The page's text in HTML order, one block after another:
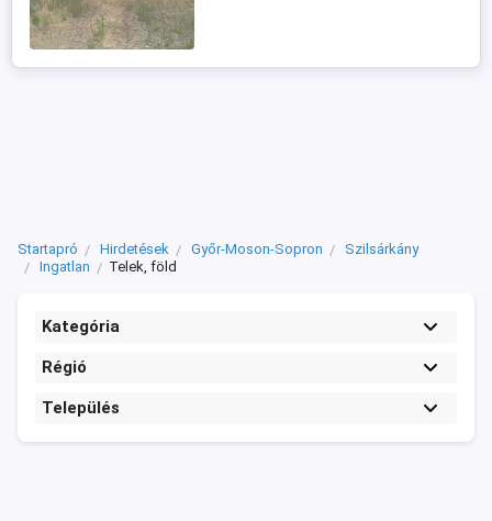
villany ...
Startapró Hirdetések Győr-Moson-Sopron
Szilsárkány
Ingatlan
Telek, föld
Kategória
Régió
Település